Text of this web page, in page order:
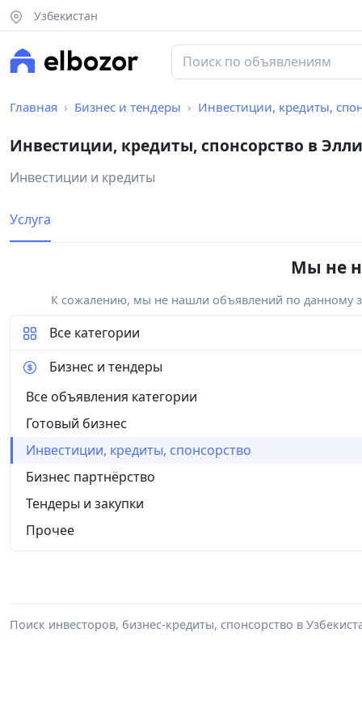
Узбекистан
Главная Бизнес и тендеры Инвестиции, кредиты,
Инвестиции, кредиты, спонсорство в
Инвестиции и кредиты
Услуга
Мы не
К сожалению, мы не нашли объявлений по данному
Все категории
Бизнес и тендеры
Все объявления категории
Готовый бизнес
Инвестиции, кредиты, спонсорство
Бизнес партнёрство
Тендеры и закупки
Прочее
Поиск инвесторов, бизнес-кредиты, спонсорство в